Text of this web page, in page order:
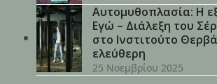
Αυτομυθοπλασία: Η
Εγώ – Διάλεξη του
στο Ινστιτούτο
ελεύθερη
25 Νοεμβρίου 2025